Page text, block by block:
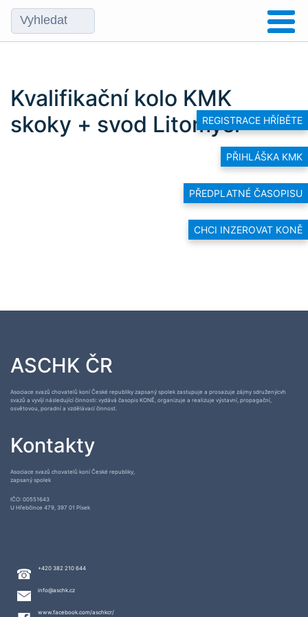
REGISTRACE HŘÍBĚTE
PŘIHLÁŠKA KMK
PŘEDPLATNÉ ČASOPISU
CHCI INZEROVAT KONĚ
Kvalifikační kolo KMK
skoky + svod Litomyšl
ASCHK ČR
Asociace svazů chovatelů koní České republiky zapsaný spolek zastupuje a prosazuje zájmy sdruženýcvh
svazů a vyvíjí následující činnosti: vydává časopis KONĚ, organizuje a realizuje výstavní, propagační,
osvětovou, poradní a vzdělávací činnost.
Kontakty
Asociace svazů chovatelů koní České republiky,
zapsaný spolek
IČO: 00551643
U Hřebčince 479, 397 01 Písek
+420 382 210 644
info@aschk.cz
www.facebook.com/aschkcr/